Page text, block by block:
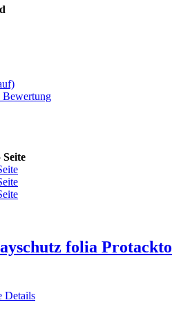
Bewertung
folia
Details